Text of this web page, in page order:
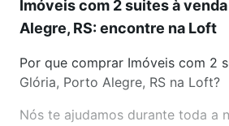
Imóveis com 2 suites à
Alegre, RS: encontre na Loft
Por que comprar Imóveis com 2
Glória, Porto Alegre, RS na Loft?
Nós te ajudamos durante toda a